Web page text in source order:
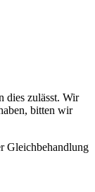
dies zulässt. Wir
bitten wir
Gleichbehandlung